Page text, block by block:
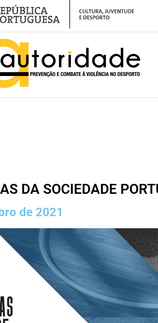
DA SOCIEDADE
de 2021